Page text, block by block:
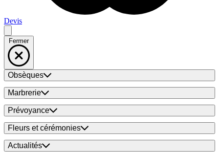
Devis
Fermer
Obsèques
Marbrerie
Prévoyance
Fleurs et cérémonies
Actualités